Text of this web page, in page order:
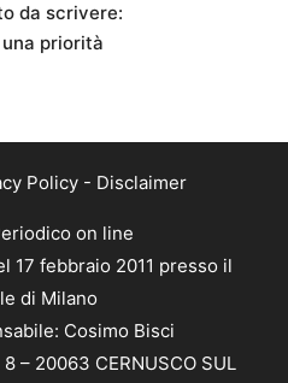
da scrivere:
una priorità
Policy- Disclaimer
on line
17 febbraio 2011 presso il
di Milano
Cosimo Bisci
– 20063 CERNUSCO SUL